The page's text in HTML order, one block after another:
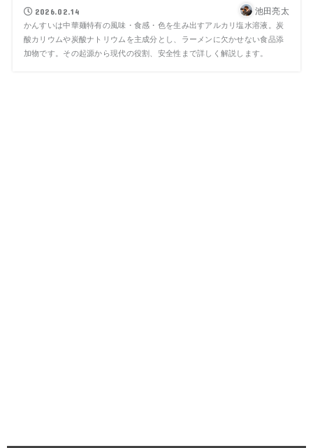
2026.02.14 池田亮太
かんすいは中華麺特有の風味・食感・色を生み出すアルカリ塩水溶液。炭
酸カリウムや炭酸ナトリウムを主成分とし、ラーメンに欠かせない食品添
加物です。その起源から現代の役割、安全性まで詳しく解説します。